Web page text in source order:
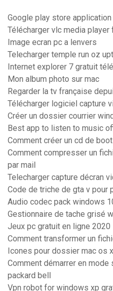
Google play store
Télécharger vlc media
Image ecran pc a lenvers
Telecharger temple run oz
Internet explorer 7 gratuit
Mon album photo sur mac
Regarder la tv française
Télécharger logiciel capture
Créer un dossier courrier
Best app to listen to music
Comment créer un cd de
Comment compresser un
par mail
Telecharger capture décran
Code de triche de gta v pour
Audio codec pack windows
Gestionnaire de tache grisé
Jeux pc gratuit en ligne 2020
Comment transformer un
Icones pour dossier mac os x
Comment démarrer en
packard bell
Vpn robot for windows xp